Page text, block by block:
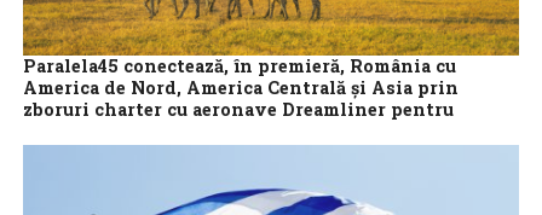
Paralela45 conectează, în premieră, România cu
America de Nord, America Centrală și Asia prin
zboruri charter cu aeronave Dreamliner pentru